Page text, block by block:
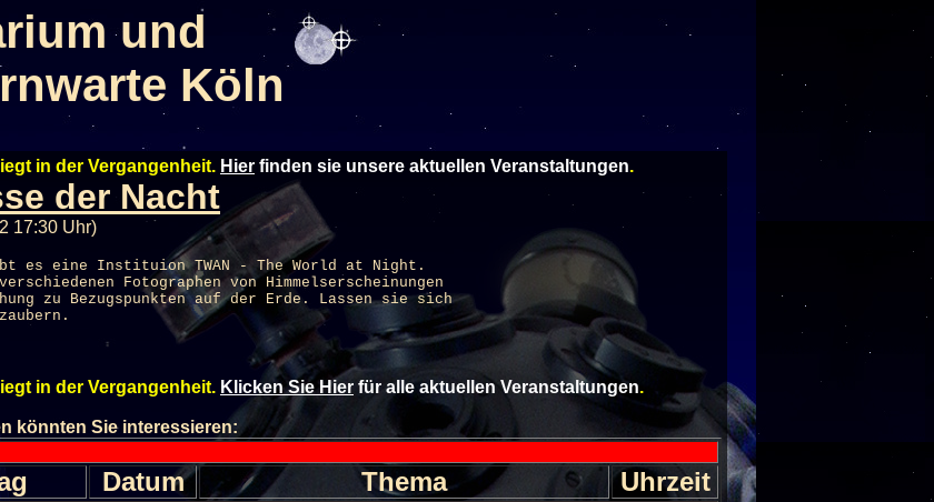
und
Köln
in der Vergangenheit. Hier finden sie unsere aktuellen Veranstaltungen.
der Nacht
17:30 Uhr)
es eine Instituion TWAN - The World at Night.
Fotographen von Himmelserscheinungen
zu Bezugspunkten auf der Erde. Lassen sie sich
in der Vergangenheit. Klicken Sie Hier für alle aktuellen Veranstaltungen.
könnten Sie interessieren:
Datum Thema Uhrzeit